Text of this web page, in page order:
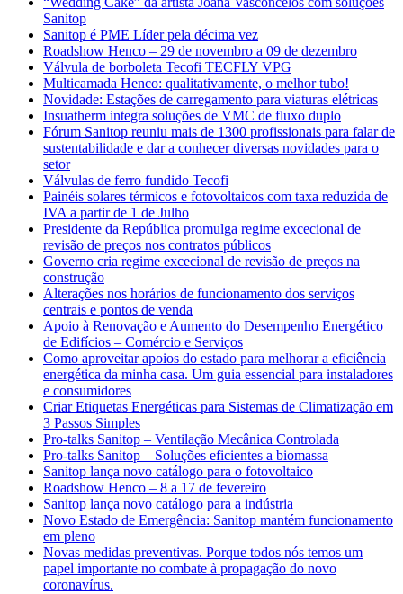
Sanitop
Sanitop é PME Líder pela décima vez
Roadshow Henco – 29 de novembro a 09 de dezembro
Válvula de borboleta Tecofi TECFLY VPG
Multicamada Henco: qualitativamente, o melhor tubo!
Novidade: Estações de carregamento para viaturas elétricas
Insuatherm integra soluções de VMC de fluxo duplo
Fórum Sanitop reuniu mais de 1300 profissionais para falar de
sustentabilidade e dar a conhecer diversas novidades para o
setor
Válvulas de ferro fundido Tecofi
Painéis solares térmicos e fotovoltaicos com taxa reduzida de
IVA a partir de 1 de Julho
Presidente da República promulga regime excecional de
revisão de preços nos contratos públicos
Governo cria regime excecional de revisão de preços na
construção
Alterações nos horários de funcionamento dos serviços
centrais e pontos de venda
Apoio à Renovação e Aumento do Desempenho Energético
de Edifícios – Comércio e Serviços
Como aproveitar apoios do estado para melhorar a eficiência
energética da minha casa. Um guia essencial para instaladores
e consumidores
Criar Etiquetas Energéticas para Sistemas de Climatização em
3 Passos Simples
Pro-talks Sanitop – Ventilação Mecânica Controlada
Pro-talks Sanitop – Soluções eficientes a biomassa
Sanitop lança novo catálogo para o fotovoltaico
Roadshow Henco – 8 a 17 de fevereiro
Sanitop lança novo catálogo para a indústria
Novo Estado de Emergência: Sanitop mantém funcionamento
em pleno
Novas medidas preventivas. Porque todos nós temos um
papel importante no combate à propagação do novo
coronavírus.